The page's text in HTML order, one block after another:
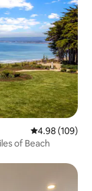
Calificación
4.98 (109)
of Beach